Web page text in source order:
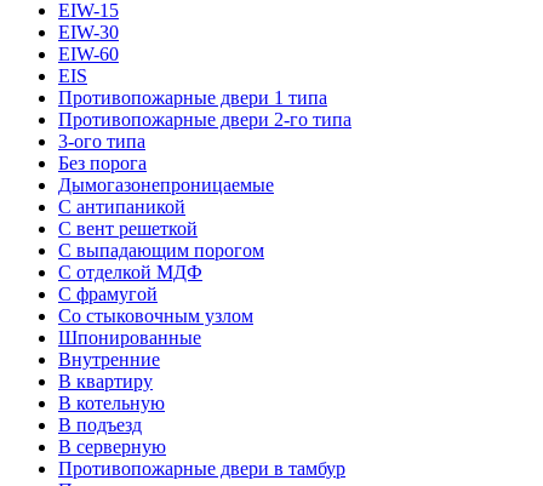
EIW-15
EIW-30
EIW-60
EIS
Противопожарные двери 1 типа
Противопожарные двери 2-го типа
3-ого типа
Без порога
Дымогазонепроницаемые
С антипаникой
С вент решеткой
С выпадающим порогом
С отделкой МДФ
С фрамугой
Со стыковочным узлом
Шпонированные
Внутренние
В квартиру
В котельную
В подъезд
В серверную
Противопожарные двери в тамбур